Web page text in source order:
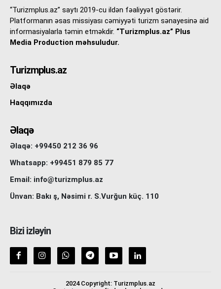
“Turizmplus.az” saytı 2019-cu ildən fəaliyyət göstərir.
Platformanın əsas missiyası cəmiyyəti turizm sənayesinə aid
informasiyalarla təmin etməkdir. “Turizmplus.az” Plus
Media Production məhsuludur.
Turizmplus.az
Əlaqə
Haqqımızda
Əlaqə
Əlaqə: +99450 212 36 96
Whatsapp: +99451 879 85 77
Email: info@turizmplus.az
Ünvan: Bakı ş, Nəsimi r. S.Vurğun küç. 110
Bizi izləyin
2024 Copyright: Turizmplus.az